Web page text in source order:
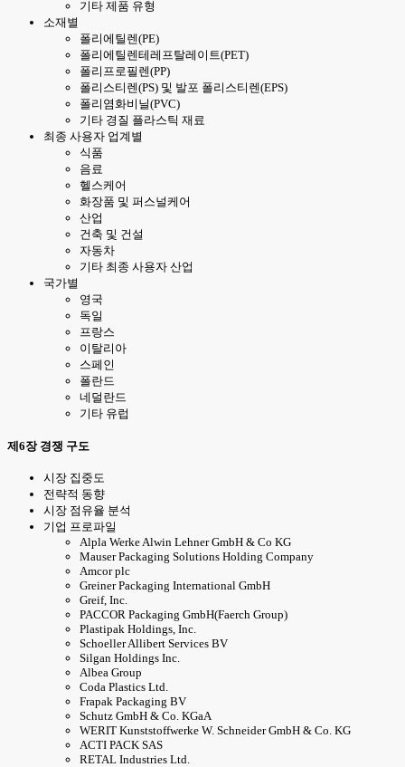
기타 제품 유형
소재별
폴리에틸렌(PE)
폴리에틸렌테레프탈레이트(PET)
폴리프로필렌(PP)
폴리스티렌(PS) 및 발포 폴리스티렌(EPS)
폴리염화비닐(PVC)
기타 경질 플라스틱 재료
최종 사용자 업계별
식품
음료
헬스케어
화장품 및 퍼스널케어
산업
건축 및 건설
자동차
기타 최종 사용자 산업
국가별
영국
독일
프랑스
이탈리아
스페인
폴란드
네덜란드
기타 유럽
제6장 경쟁 구도
시장 집중도
전략적 동향
시장 점유율 분석
기업 프로파일
Alpla Werke Alwin Lehner GmbH & Co KG
Mauser Packaging Solutions Holding Company
Amcor plc
Greiner Packaging International GmbH
Greif, Inc.
PACCOR Packaging GmbH(Faerch Group)
Plastipak Holdings, Inc.
Schoeller Allibert Services BV
Silgan Holdings Inc.
Albea Group
Coda Plastics Ltd.
Frapak Packaging BV
Schutz GmbH & Co. KGaA
WERIT Kunststoffwerke W. Schneider GmbH & Co. KG
ACTI PACK SAS
RETAL Industries Ltd.